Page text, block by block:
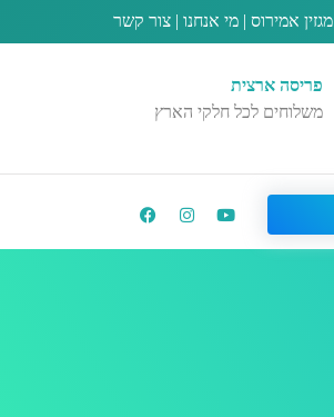
מגזין אמירוס | מי אנחנו | צור קשר
פריסה ארצית
משלוחים לכל חלקי הארץ